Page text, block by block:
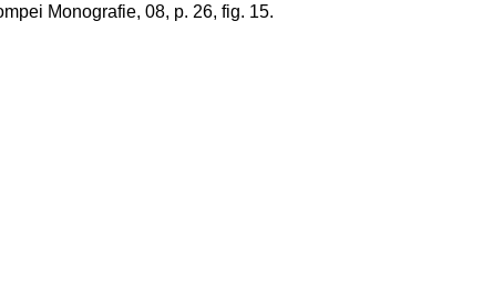
Monografie, 08, p. 26, fig. 15.